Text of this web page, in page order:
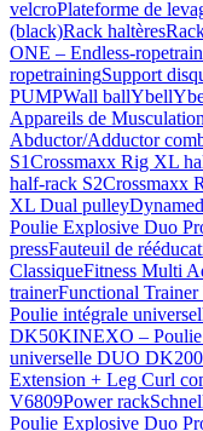
velcroPlateforme de
(black)Rack haltères
ONE – Endless-
ropetrainingSupport
PUMPWall ballYbell
Appareils de Musculation
Abductor/Adductor
S1Crossmaxx Rig XL
half-rack S2Crossmaxx
XL Dual pulley
Poulie Explosive Duo
pressFauteuil de
ClassiqueFitness Multi
trainerFunctional Trainer
Poulie intégrale
DK50KINEXO –
universelle DUO DK200
Extension + Leg Curl
V6809Power rack
Poulie Explosive Duo